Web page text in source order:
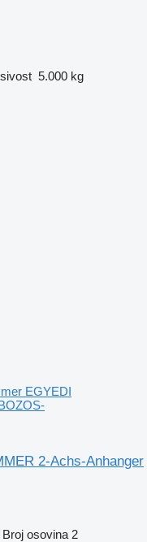
5.000 kg
EGYEDI
2-Achs-Anhanger
Broj osovina 2